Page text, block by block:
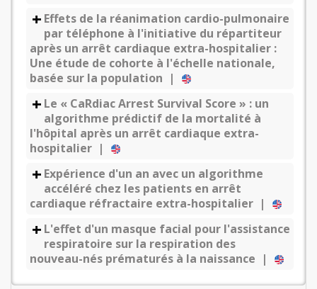
Effets de la réanimation cardio-pulmonaire
par téléphone à l'initiative du répartiteur
après un arrêt cardiaque extra-hospitalier :
Une étude de cohorte à l'échelle nationale,
basée sur la population |
Le « CaRdiac Arrest Survival Score » : un
algorithme prédictif de la mortalité à
l'hôpital après un arrêt cardiaque extra-
hospitalier |
Expérience d'un an avec un algorithme
accéléré chez les patients en arrêt
cardiaque réfractaire extra-hospitalier |
L'effet d'un masque facial pour l'assistance
respiratoire sur la respiration des
nouveau-nés prématurés à la naissance |